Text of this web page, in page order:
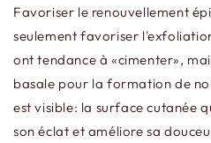
Favoriser le renouvellement
seulement favoriser
ont tendance à «cimenter»,
basale pour la formation de
est visible: la surface cutanée
son éclat et améliore sa